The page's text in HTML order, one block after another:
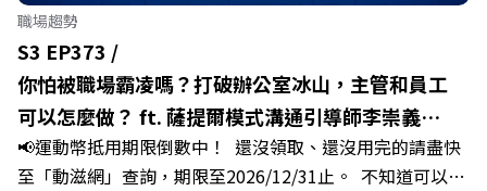
職場趨勢
S3 EP373 /
你怕被職場霸凌嗎？打破辦公室冰山，主管和員工
可以怎麼做？ ft. 薩提爾模式溝通引導師李崇義、
謝佳芸
📢運動幣抵用期限倒數中！ 還沒領取、還沒用完的請盡快
至「動滋網」查詢，期限至2026/12/31止。 不知道可以在